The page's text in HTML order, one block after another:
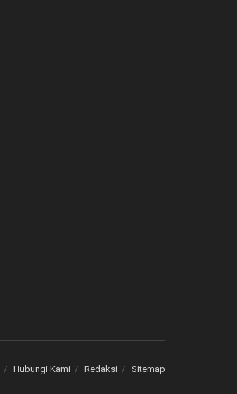
Hubungi Kami Redaksi Sitemap